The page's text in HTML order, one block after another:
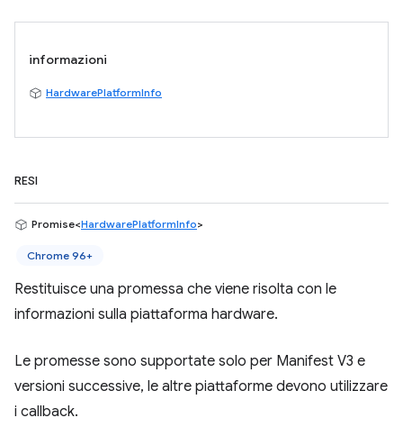
informazioni
HardwarePlatformInfo
RESI
Promise<HardwarePlatformInfo>
Chrome 96+
Restituisce una promessa che viene risolta con le
informazioni sulla piattaforma hardware.
Le promesse sono supportate solo per Manifest V3 e
versioni successive, le altre piattaforme devono utilizzare
i callback.